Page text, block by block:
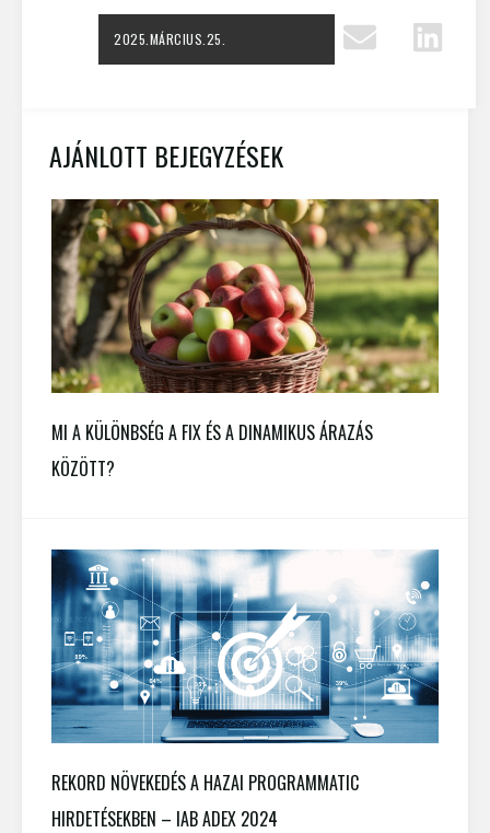
AJÁNLOTT BEJEGYZÉSEK
MI A KÜLÖNBSÉG A FIX ÉS A DINAMIKUS ÁRAZÁS
KÖZÖTT?
REKORD NÖVEKEDÉS A HAZAI PROGRAMMATIC
HIRDETÉSEKBEN – IAB ADEX 2024
2025.MÁRCIUS.25.